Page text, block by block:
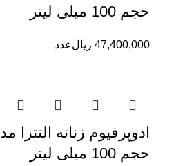
حجم 100 میلی لیتر
47,400,000 ریالعدد
ادوپرفیوم زنانه
حجم 100 میلی لیتر